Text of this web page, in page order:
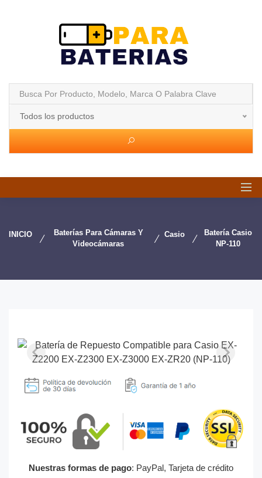
Todos los productos
INICIO
Baterías Para Cámaras Y
Videocámaras
Casio
Batería Casio
NP-110
Nuestras formas de pago: PayPal, Tarjeta de crédito